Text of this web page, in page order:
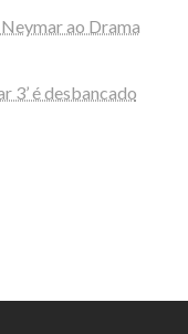
ao Drama
3’ é desbancado